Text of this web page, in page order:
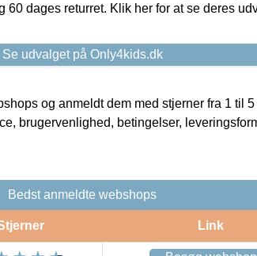
60 dages returret. Klik her for at se deres
Se udvalget på Only4kids.dk
og anmeldt dem med stjerner fra 1 til
brugervenlighed, betingelser,
Bedst anmeldte webshops
Link